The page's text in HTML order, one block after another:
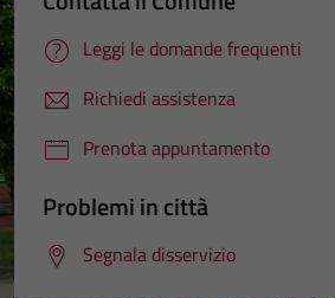
Leggi le domande frequenti
Richiedi assistenza
Prenota appuntamento
Problemi in città
Segnala disservizio